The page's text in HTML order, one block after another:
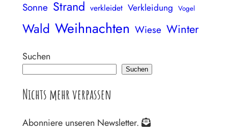
Sonne Strand verkleidet Verkleidung Vogel
Wald Weihnachten Wiese Winter
Suchen
Suchen
Nichts mehr verpassen
Abonniere unseren Newsletter.